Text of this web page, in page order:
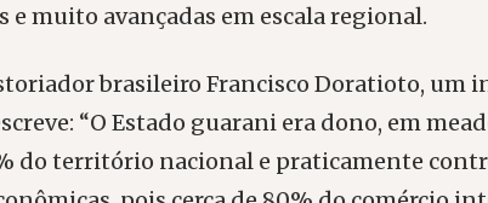
e muito avançadas em escala regional.
brasileiro Francisco Doratioto, um
“O Estado guarani era dono, em
do território nacional e praticamente